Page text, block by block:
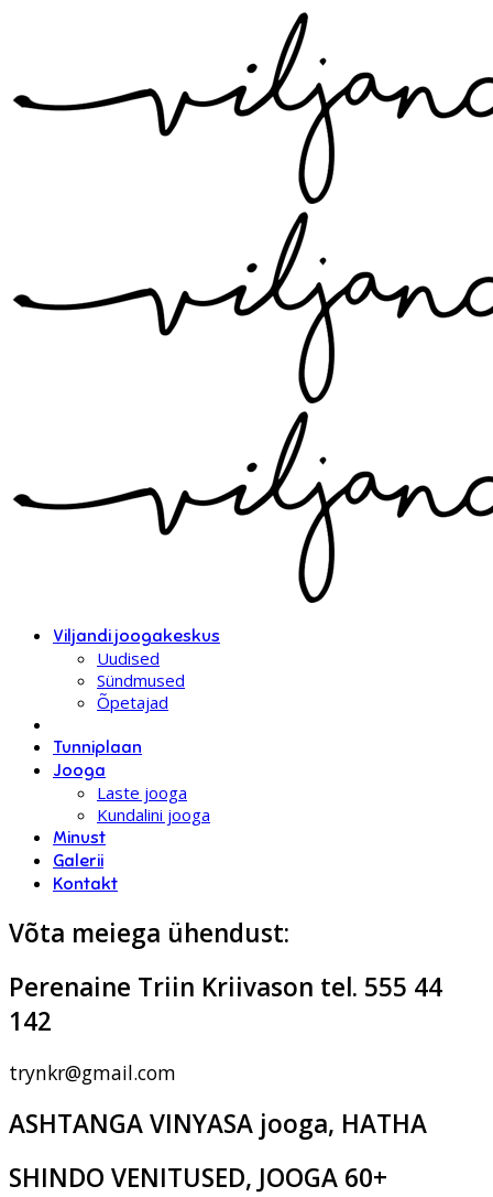
Viljandi joogakeskus
Uudised
Sündmused
Õpetajad
Tunniplaan
Jooga
Laste jooga
Kundalini jooga
Minust
Galerii
Kontakt
Võta meiega ühendust:
Perenaine Triin Kriivason tel. 555 44
142
trynkr@gmail.com
ASHTANGA VINYASA jooga, HATHA
SHINDO VENITUSED, JOOGA 60+